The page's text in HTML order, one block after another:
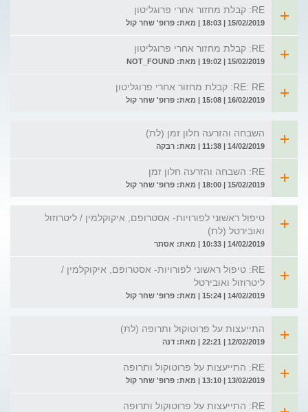
RE: קבלת מחזור אחרי פרוגליטון
15/02/2019 | 18:03 | מאת: פרופ' שחר קול
RE: קבלת מחזור אחרי פרוגליטון
15/02/2019 | 19:02 | מאת: NOT_FOUND
RE: RE: קבלת מחזור אחרי פרוגליטון
16/02/2019 | 15:08 | מאת: פרופ' שחר קול
השבחה והזרעה חלון זמן (לת)
14/02/2019 | 11:38 | מאת: רבקה
RE: השבחה והזרעה חלון זמן
15/02/2019 | 18:00 | מאת: פרופ' שחר קול
טיפול ראשוני לפורויות- אסטרופם, איקוקלמין / ליטרוזול
ואובירטל (לת)
14/02/2019 | 10:33 | מאת: אסתר
RE: טיפול ראשוני לפורויות- אסטרופם, איקוקלמין /
ליטרוזול ואובירטל
14/02/2019 | 15:24 | מאת: פרופ' שחר קול
התייעצות על פרוטוקול ותרופה (לת)
12/02/2019 | 22:21 | מאת: דנה
RE: התייעצות על פרוטוקול ותרופה
13/02/2019 | 13:10 | מאת: פרופ' שחר קול
RE: התייעצות על פרוטוקול ותרופה